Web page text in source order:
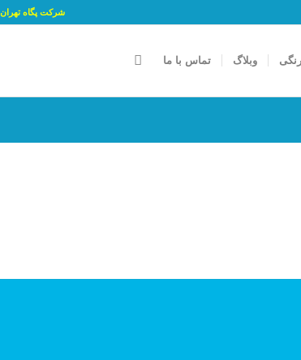
شرکت پگاه تهران پارسه جام با
وبلاگ تماس با ما